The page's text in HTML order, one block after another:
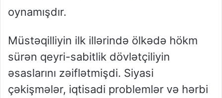
oynamışdır.
Müstəqilliyin ilk illərində ölkədə hökm
sürən qeyri-sabitlik dövlətçiliyin
əsaslarını zəiflətmişdi. Siyasi
çəkişmələr, iqtisadi problemlər və hərbi